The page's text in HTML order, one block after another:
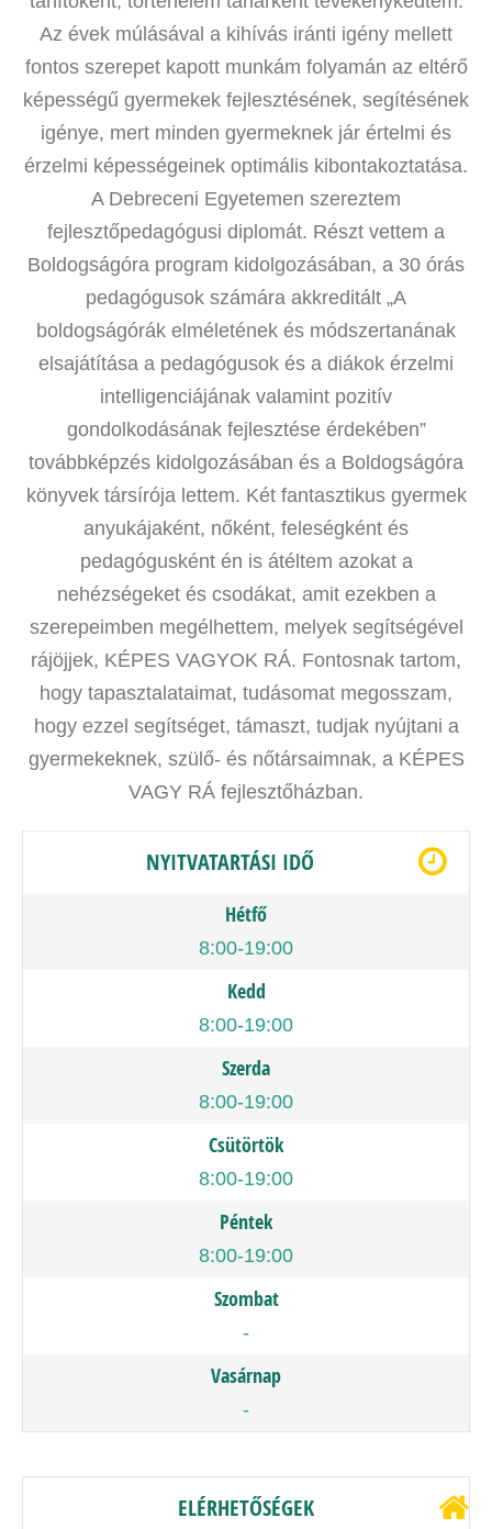
Az évek múlásával a kihívás iránti igény mellett
fontos szerepet kapott munkám folyamán az eltérő
képességű gyermekek fejlesztésének, segítésének
igénye, mert minden gyermeknek jár értelmi és
érzelmi képességeinek optimális kibontakoztatása.
A Debreceni Egyetemen szereztem
fejlesztőpedagógusi diplomát. Részt vettem a
Boldogságóra program kidolgozásában, a 30 órás
pedagógusok számára akkreditált „A
boldogságórák elméletének és módszertanának
elsajátítása a pedagógusok és a diákok érzelmi
intelligenciájának valamint pozitív
gondolkodásának fejlesztése érdekében”
továbbképzés kidolgozásában és a Boldogságóra
könyvek társírója lettem. Két fantasztikus gyermek
anyukájaként, nőként, feleségként és
pedagógusként én is átéltem azokat a
nehézségeket és csodákat, amit ezekben a
szerepeimben megélhettem, melyek segítségével
rájöjjek, KÉPES VAGYOK RÁ. Fontosnak tartom,
hogy tapasztalataimat, tudásomat megosszam,
hogy ezzel segítséget, támaszt, tudjak nyújtani a
gyermekeknek, szülő- és nőtársaimnak, a KÉPES
VAGY RÁ fejlesztőházban.
NYITVATARTÁSI IDŐ
Hétfő
8:00-19:00
Kedd
8:00-19:00
Szerda
8:00-19:00
Csütörtök
8:00-19:00
Péntek
8:00-19:00
Szombat
-
Vasárnap
-
ELÉRHETŐSÉGEK